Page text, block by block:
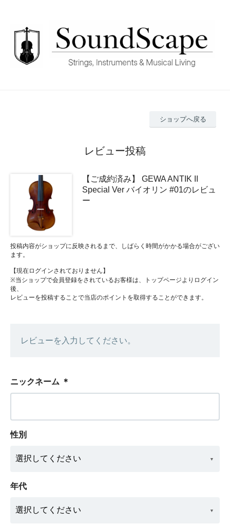
ショップへ戻る
レビュー投稿
【ご成約済み】 GEWA ANTIK II
Special Ver バイオリン #01のレビュ
ー
投稿内容がショップに反映されるまで、しばらく時間がかかる場合がござい
ます。
【現在ログインされておりません】
※当ショップで会員登録をされているお客様は、トップページよりログイン
後、
レビューを投稿することで当店のポイントを取得することができます。
レビューを入力してください。
ニックネーム ＊
性別
年代